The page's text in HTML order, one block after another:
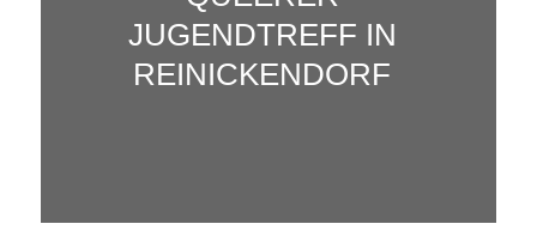
JUGENDTREFF IN
REINICKENDORF